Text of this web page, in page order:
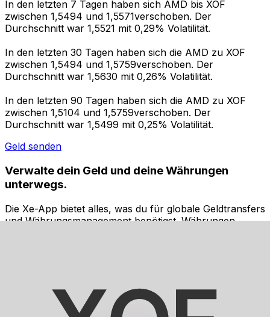
In den letzten 7 Tagen haben sich AMD bis XOF
zwischen 1,5494 und 1,5571verschoben. Der
Durchschnitt war 1,5521 mit 0,29% Volatilität.
In den letzten 30 Tagen haben sich die AMD zu XOF
zwischen 1,5494 und 1,5759verschoben. Der
Durchschnitt war 1,5630 mit 0,26% Volatilität.
In den letzten 90 Tagen haben sich die AMD zu XOF
zwischen 1,5104 und 1,5759verschoben. Der
Durchschnitt war 1,5499 mit 0,25% Volatilität.
Geld senden
Verwalte dein Geld und deine Währungen
unterwegs.
Die Xe-App bietet alles, was du für globale Geldtransfers
und Währungsmanagement benötigst. Währungen